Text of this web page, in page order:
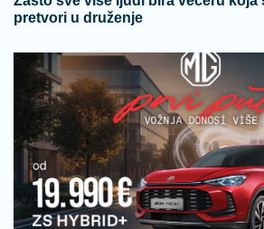
pretvori u druženje